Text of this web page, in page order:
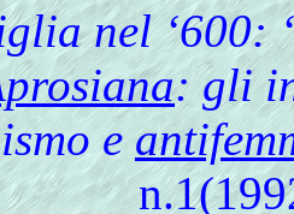
nel
: gli
e